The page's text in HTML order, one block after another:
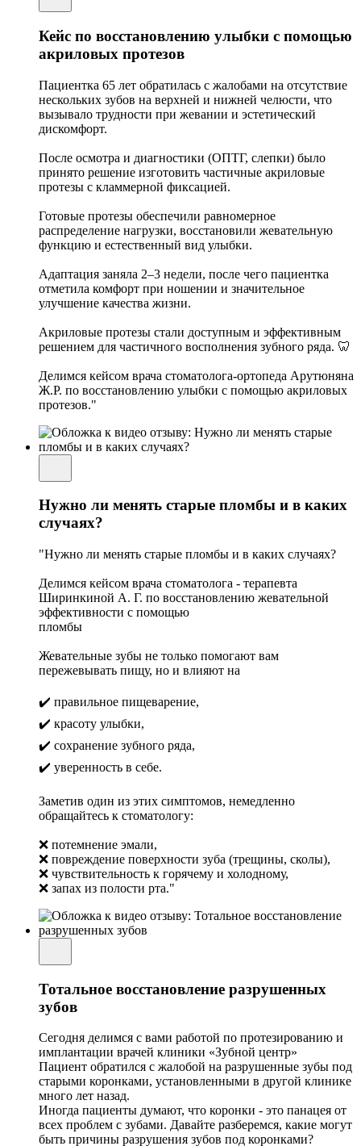
Кейс по восстановлению улыбки с помощью
акриловых протезов
Пациентка 65 лет обратилась с жалобами на отсутствие
нескольких зубов на верхней и нижней челюсти, что
вызывало трудности при жевании и эстетический
дискомфорт.
После осмотра и диагностики (ОПТГ, слепки) было
принято решение изготовить частичные акриловые
протезы с кламмерной фиксацией.
Готовые протезы обеспечили равномерное
распределение нагрузки, восстановили жевательную
функцию и естественный вид улыбки.
Адаптация заняла 2–3 недели, после чего пациентка
отметила комфорт при ношении и значительное
улучшение качества жизни.
Акриловые протезы стали доступным и эффективным
решением для частичного восполнения зубного ряда. 🦷
Делимся кейсом врача стоматолога-ортопеда Арутюняна
Ж.Р. по восстановлению улыбки с помощью акриловых
протезов."
Нужно ли менять старые пломбы и в каких
случаях?
"Нужно ли менять старые пломбы и в каких случаях?
Делимся кейсом врача стоматолога - терапевта
Ширинкиной А. Г. по восстановлению жевательной
эффективности с помощью
пломбы
Жевательные зубы не только помогают вам
пережевывать пищу, но и влияют на
✔️ правильное пищеварение,
✔️ красоту улыбки,
✔️ сохранение зубного ряда,
✔️ уверенность в себе.
Заметив один из этих симптомов, немедленно
обращайтесь к стоматологу:
❌ потемнение эмали,
❌ повреждение поверхности зуба (трещины, сколы),
❌ чувствительность к горячему и холодному,
❌ запах из полости рта."
Тотальное восстановление разрушенных
зубов
Сегодня делимся с вами работой по протезированию и
имплантации врачей клиники «Зубной центр»
Пациент обратился с жалобой на разрушенные зубы под
старыми коронками, установленными в другой клинике
много лет назад.
Иногда пациенты думают, что коронки - это панацея от
всех проблем с зубами. Давайте разберемся, какие могут
быть причины разрушения зубов под коронками?